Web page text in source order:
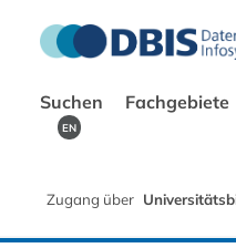
Suchen Fachgebiete
EN
Zugang über